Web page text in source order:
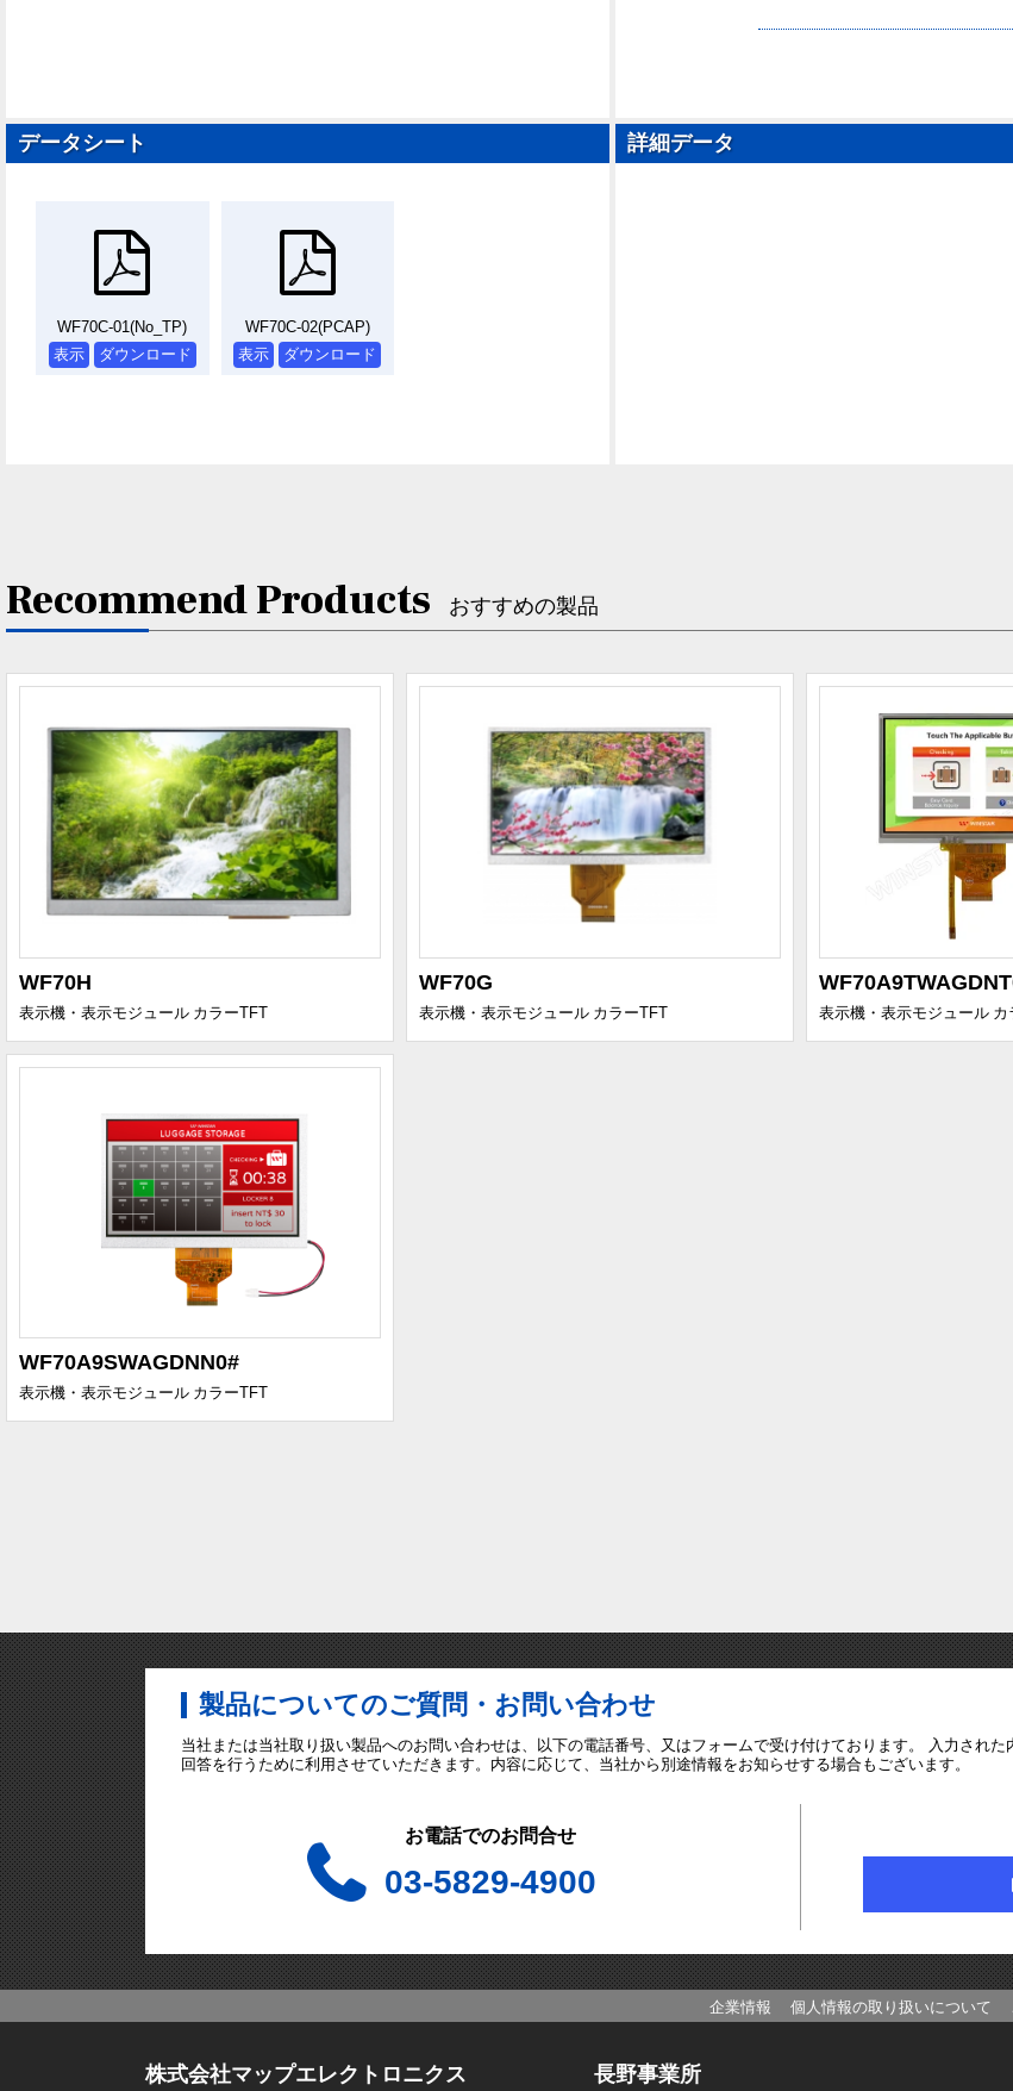
データシート
WF70C-01(No_TP)
表示
ダウンロード
WF70C-02(PCAP)
表示
ダウンロード
詳細データ
Recommend Products おすすめの製品
WF70H
表示機・表示モジュール カラーTFT
WF70G
表示機・表示モジュール カラーTFT 表示機・表示モジュール カ
WF70A9SWAGDNN0#
表示機・表示モジュール カラーTFT
製品についてのご質問・お問い合わせ
当社または当社取り扱い製品へのお問い合わせは、以下の電話番号、又はフォームで受け付けております。 入力され
回答を行うために利用させていただきます。内容に応じて、当社から別途情報をお知らせする場合もございます。
お電話でのお問合せ
03-5829-4900
企業情報 個人情報の取り扱いについて
株式会社マップエレクトロニクス 長野事業所